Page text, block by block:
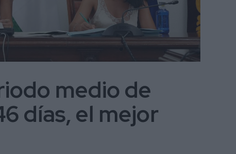
medio de
días, el mejor